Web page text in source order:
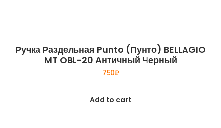
Ручка Раздельная Punto (Пунто) BELLAGIO
MT OBL-20 Античный Черный
750₽
Add to cart